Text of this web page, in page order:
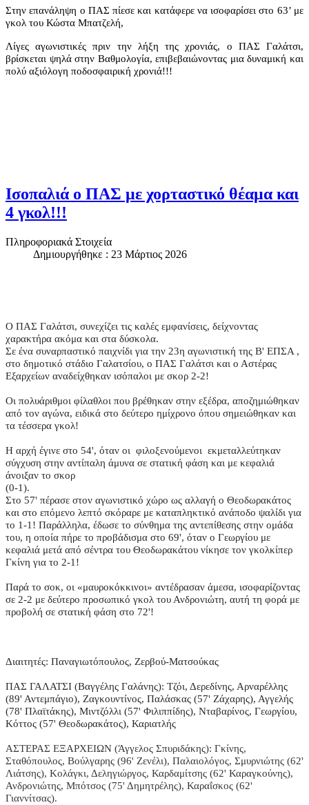
Στην επανάληψη ο ΠΑΣ πίεσε και κατάφερε να ισοφαρίσει στο 63’ με
γκολ του Κώστα Μπατζελή,
Λίγες αγωνιστικές πριν την λήξη της χρονιάς, ο ΠΑΣ Γαλάτσι,
βρίσκεται ψηλά στην Βαθμολογία, επιβεβαιώνοντας μια δυναμική και
πολύ αξιόλογη ποδοσφαιρική χρονιά!!!
Ισοπαλιά ο ΠΑΣ με χορταστικό θέαμα και
4 γκολ!!!
Πληροφοριακά Στοιχεία
Δημιουργήθηκε : 23 Μάρτιος 2026
Ο ΠΑΣ Γαλάτσι, συνεχίζει τις καλές εμφανίσεις, δείχνοντας
χαρακτήρα ακόμα και στα δύσκολα.
Σε ένα συναρπαστικό παιχνίδι για την 23η αγωνιστική της Β' ΕΠΣΑ ,
στο δημοτικό στάδιο Γαλατσίου, ο ΠΑΣ Γαλάτσι και ο Αστέρας
Εξαρχείων αναδείχθηκαν ισόπαλοι με σκορ 2-2!
Οι πολυάριθμοι φίλαθλοι που βρέθηκαν στην εξέδρα, αποζημιώθηκαν
από τον αγώνα, ειδικά στο δεύτερο ημίχρονο όπου σημειώθηκαν και
τα τέσσερα γκολ!
Η αρχή έγινε στο 54', όταν οι φιλοξενούμενοι εκμεταλλεύτηκαν
σύγχυση στην αντίπαλη άμυνα σε στατική φάση και με κεφαλιά
άνοιξαν το σκορ
(0-1).
Στο 57' πέρασε στον αγωνιστικό χώρο ως αλλαγή ο Θεοδωρακάτος
και στο επόμενο λεπτό σκόραρε με καταπληκτικό ανάποδο ψαλίδι για
το 1-1! Παράλληλα, έδωσε το σύνθημα της αντεπίθεσης στην ομάδα
του, η οποία πήρε το προβάδισμα στο 69', όταν ο Γεωργίου με
κεφαλιά μετά από σέντρα του Θεοδωρακάτου νίκησε τον γκολκίπερ
Γκίνη για το 2-1!
Παρά το σοκ, οι «μαυροκόκκινοι» αντέδρασαν άμεσα, ισοφαρίζοντας
σε 2-2 με δεύτερο προσωπικό γκολ του Ανδρονιώτη, αυτή τη φορά με
προβολή σε στατική φάση στο 72'!
Διαιτητές: Παναγιωτόπουλος, Ζερβού-Ματσούκας
ΠΑΣ ΓΑΛΑΤΣΙ (Βαγγέλης Γαλάνης): Τζόι, Δερεδίνης, Αρναρέλλης
(89' Αντεμπάγιο), Ζαγκουντίνος, Παλάσκας (57' Ζάχαρης), Αγγελής
(78' Πλαϊτάκης), Μιντζόλλι (57' Φιλιππίδης), Νταβαρίνος, Γεωργίου,
Κόττος (57' Θεοδωρακάτος), Καριατλής
ΑΣΤΕΡΑΣ ΕΞΑΡΧΕΙΩΝ (Άγγελος Σπυριδάκης): Γκίνης,
Σταθόπουλος, Βούλγαρης (96' Ζενέλι), Παλαιολόγος, Σμυρνιώτης (62'
Λιάτσης), Κολάγκι, Δεληγιώργος, Καρδαμίτσης (62' Καραγκούνης),
Ανδρονιώτης, Μπότσος (75' Δημητρέλης), Καραΐσκος (62'
Γιαννίτσας).